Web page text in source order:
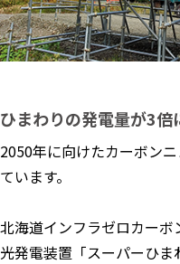
ひまわりの発電量が3倍
2050年に向けたカーボン
ています。
北海道インフラゼロカー
光発電装置「スーパーひ